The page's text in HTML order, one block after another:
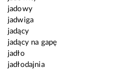
jadowy
jadwiga
jadący
jadący na gapę
jadło
jadłodajnia